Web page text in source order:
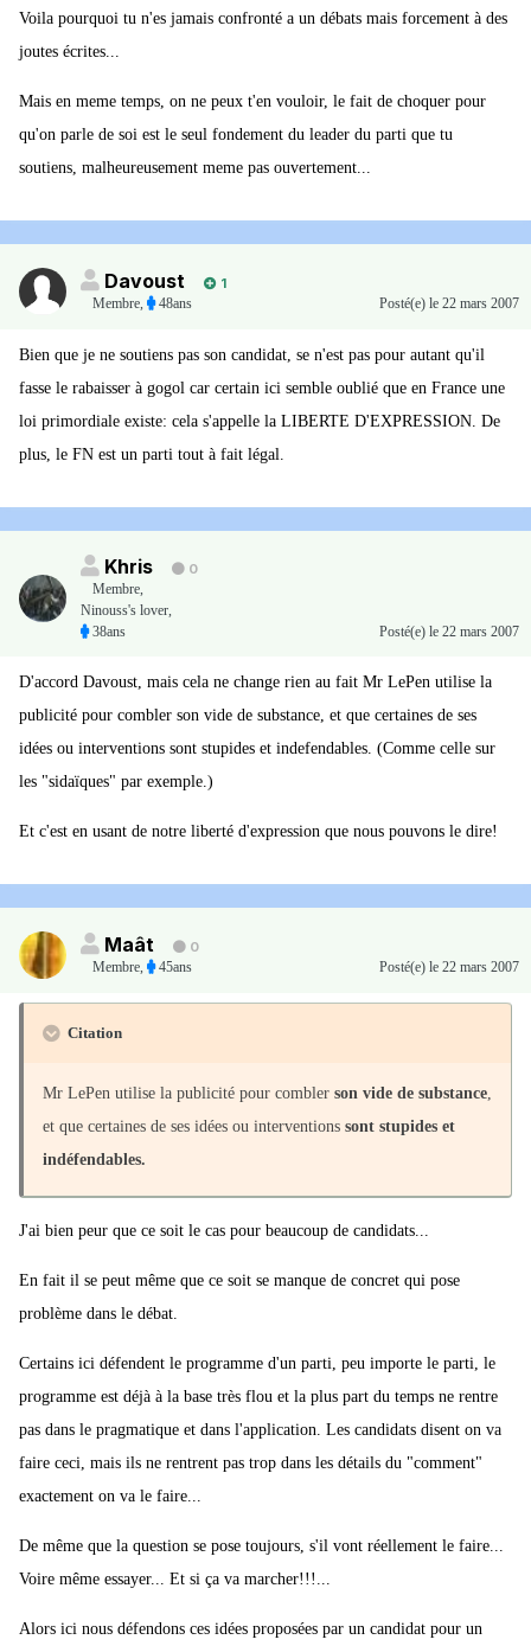
Voila pourquoi tu n'es jamais confronté a un débats mais forcement à des
joutes écrites...
Mais en meme temps, on ne peux t'en vouloir, le fait de choquer pour
qu'on parle de soi est le seul fondement du leader du parti que tu
soutiens, malheureusement meme pas ouvertement...
Davoust
1
Membre, 48ans Posté(e) le 22 mars 2007
Bien que je ne soutiens pas son candidat, se n'est pas pour autant qu'il
fasse le rabaisser à gogol car certain ici semble oublié que en France une
loi primordiale existe: cela s'appelle la LIBERTE D'EXPRESSION. De
plus, le FN est un parti tout à fait légal.
Khris
0
Membre,
Ninouss's lover,
38ans
Posté(e) le 22 mars 2007
D'accord Davoust, mais cela ne change rien au fait Mr LePen utilise la
publicité pour combler son vide de substance, et que certaines de ses
idées ou interventions sont stupides et indefendables. (Comme celle sur
les "sidaïques" par exemple.)
Et c'est en usant de notre liberté d'expression que nous pouvons le dire!
Maât
0
Membre, 45ans Posté(e) le 22 mars 2007
Citation
Mr LePen utilise la publicité pour combler son vide de substance,
et que certaines de ses idées ou interventions sont stupides et
indéfendables.
J'ai bien peur que ce soit le cas pour beaucoup de candidats...
En fait il se peut même que ce soit se manque de concret qui pose
problème dans le débat.
Certains ici défendent le programme d'un parti, peu importe le parti, le
programme est déjà à la base très flou et la plus part du temps ne rentre
pas dans le pragmatique et dans l'application. Les candidats disent on va
faire ceci, mais ils ne rentrent pas trop dans les détails du "comment"
exactement on va le faire...
De même que la question se pose toujours, s'il vont réellement le faire...
Voire même essayer... Et si ça va marcher!!!...
Alors ici nous défendons ces idées proposées par un candidat pour un